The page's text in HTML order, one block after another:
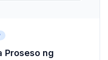
Proseso ng